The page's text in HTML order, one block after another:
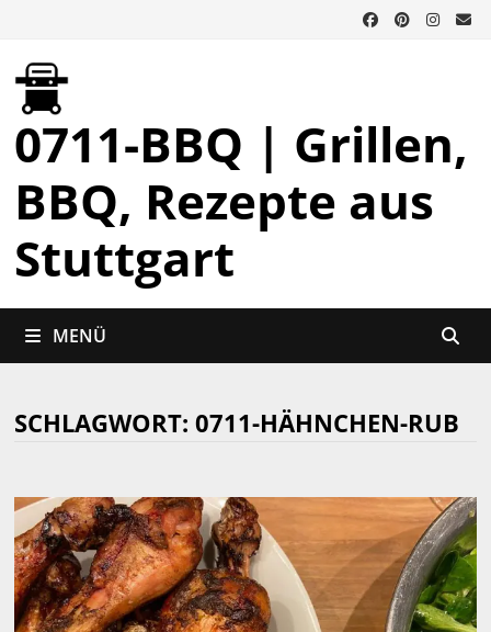
Inhalt
0711-BBQ | Grillen,
BBQ, Rezepte aus
Stuttgart
MENÜ
SCHLAGWORT: 0711-HÄHNCHEN-RUB